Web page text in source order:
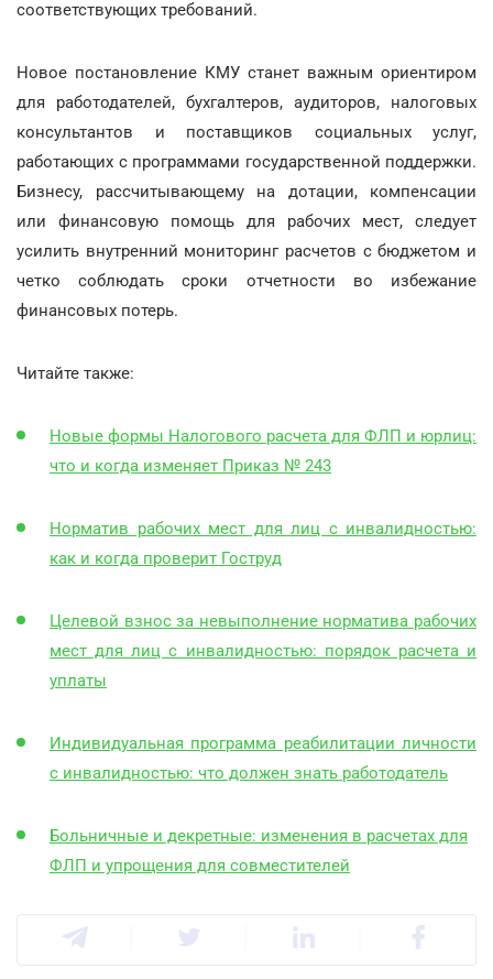
соответствующих требований.
Новое постановление КМУ станет важным ориентиром
для работодателей, бухгалтеров, аудиторов, налоговых
консультантов и поставщиков социальных услуг,
работающих с программами государственной поддержки.
Бизнесу, рассчитывающему на дотации, компенсации
или финансовую помощь для рабочих мест, следует
усилить внутренний мониторинг расчетов с бюджетом и
четко соблюдать сроки отчетности во избежание
финансовых потерь.
Читайте также:
Новые формы Налогового расчета для ФЛП и юрлиц:
что и когда изменяет Приказ № 243
Норматив рабочих мест для лиц с инвалидностью:
как и когда проверит Гоструд
Целевой взнос за невыполнение норматива рабочих
мест для лиц с инвалидностью: порядок расчета и
уплаты
Индивидуальная программа реабилитации личности
с инвалидностью: что должен знать работодатель
Больничные и декретные: изменения в расчетах для
ФЛП и упрощения для совместителей